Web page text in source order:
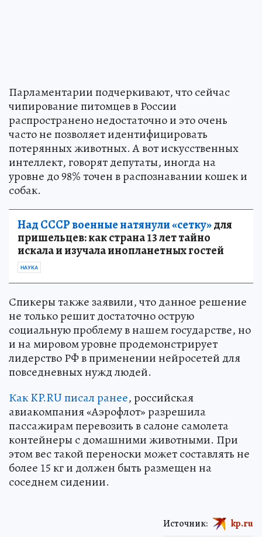
Парламентарии подчеркивают, что сейчас
чипирование питомцев в России
распространено недостаточно и это очень
часто не позволяет идентифицировать
потерянных животных. А вот искусственных
интеллект, говорят депутаты, иногда на
уровне до 98% точен в распознавании кошек и
собак.
Над СССР военные натянули «сетку»для
пришельцев: как страна 13 лет тайно
искала и изучала инопланетных гостей
НАУКА
Спикеры также заявили, что данное решение
не только решит достаточно острую
социальную проблему в нашем государстве, но
и на мировом уровне продемонстрирует
лидерство РФ в применении нейросетей для
повседневных нужд людей.
Как KP.RU писал ранее, российская
авиакомпания «Аэрофлот» разрешила
пассажирам перевозить в салоне самолета
контейнеры с домашними животными. При
этом вес такой переноски может составлять не
более 15 кг и должен быть размещен на
соседнем сидении.
Источник: kp.ru